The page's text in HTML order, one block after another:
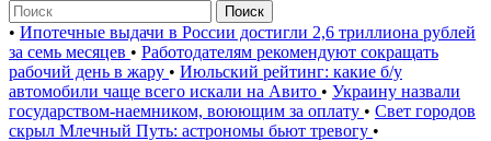
Поиск
• Ипотечные выдачи в России достигли 2,6 триллиона рублей
за семь месяцев • Работодателям рекомендуют сокращать
рабочий день в жару • Июльский рейтинг: какие б/у
автомобили чаще всего искали на Авито • Украину назвали
государством-наемником, воюющим за оплату • Свет городов
скрыл Млечный Путь: астрономы бьют тревогу •